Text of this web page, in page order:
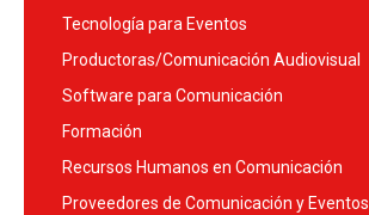
Tecnología para Eventos
Productoras/Comunicación Audiovisual
Software para Comunicación
Formación
Recursos Humanos en Comunicación
Proveedores de Comunicación y Eventos